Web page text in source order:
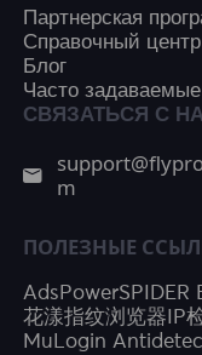
Партнерская
Справочный центр
Блог
Часто
СВЯЗАТЬСЯ С
m
ПОЛЕЗНЫЕ
AdsPowerSPIDER
花漾指纹浏览器 IP
MuLogin